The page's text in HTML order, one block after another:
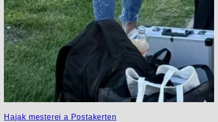
Hajak mesterei a Postakerten